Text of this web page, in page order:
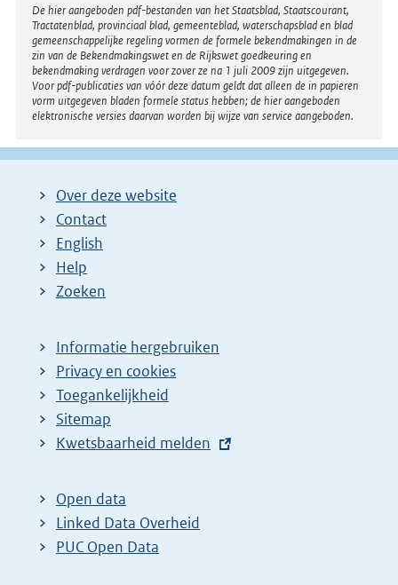
Disclaimer
De hier aangeboden pdf-bestanden van het Staatsblad, Staatscourant,
Tractatenblad, provinciaal blad, gemeenteblad, waterschapsblad en blad
gemeenschappelijke regeling vormen de formele bekendmakingen in de
zin van de Bekendmakingswet en de Rijkswet goedkeuring en
bekendmaking verdragen voor zover ze na 1 juli 2009 zijn uitgegeven.
Voor pdf-publicaties van vóór deze datum geldt dat alleen de in papieren
vorm uitgegeven bladen formele status hebben; de hier aangeboden
elektronische versies daarvan worden bij wijze van service aangeboden.
Over deze website
Contact
English
Help
Zoeken
Informatie hergebruiken
Privacy en cookies
Toegankelijkheid
Sitemap
E
t
e
r
Kwetsbaarheid melden
Open data
Linked Data Overheid
PUC Open Data